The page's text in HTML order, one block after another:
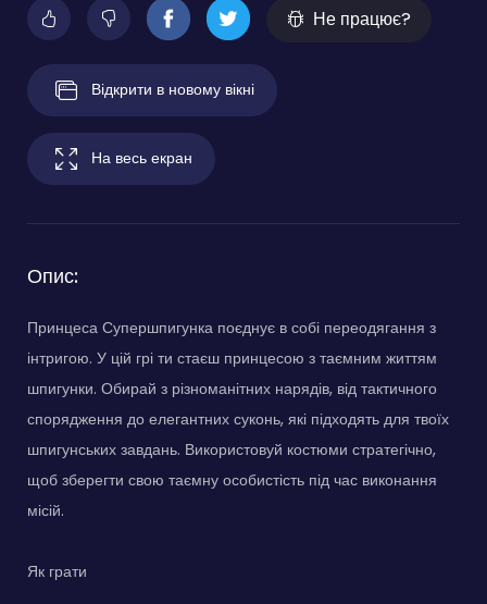
Не працює?
Відкрити в новому вікні
На весь екран
Опис:
Принцеса Супершпигунка поєднує в собі переодягання з
інтригою. У цій грі ти стаєш принцесою з таємним життям
шпигунки. Обирай з різноманітних нарядів, від тактичного
спорядження до елегантних суконь, які підходять для твоїх
шпигунських завдань. Використовуй костюми стратегічно,
щоб зберегти свою таємну особистість під час виконання
місій.
Як грати